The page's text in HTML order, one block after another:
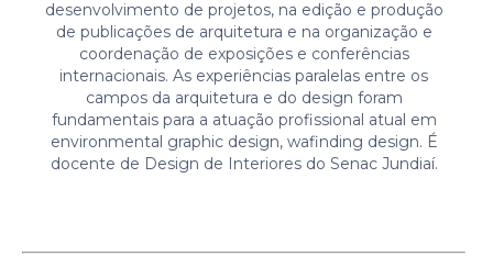
desenvolvimento de projetos, na edição e produção
de publicações de arquitetura e na organização e
coordenação de exposições e conferências
internacionais. As experiências paralelas entre os
campos da arquitetura e do design foram
fundamentais para a atuação profissional atual em
environmental graphic design, wafinding design. É
docente de Design de Interiores do Senac Jundiaí.